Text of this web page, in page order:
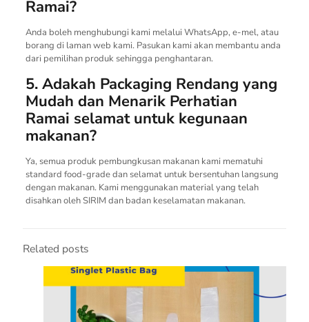
Ramai?
Anda boleh menghubungi kami melalui WhatsApp, e-mel, atau
borang di laman web kami. Pasukan kami akan membantu anda
dari pemilihan produk sehingga penghantaran.
5. Adakah Packaging Rendang yang
Mudah dan Menarik Perhatian
Ramai selamat untuk kegunaan
makanan?
Ya, semua produk pembungkusan makanan kami mematuhi
standard food-grade dan selamat untuk bersentuhan langsung
dengan makanan. Kami menggunakan material yang telah
disahkan oleh SIRIM dan badan keselamatan makanan.
Related posts